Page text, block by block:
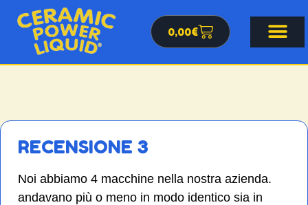
0,00€
RECENSIONE 3
Noi abbiamo 4 macchine nella nostra azienda.
andavano più o meno in modo identico sia in